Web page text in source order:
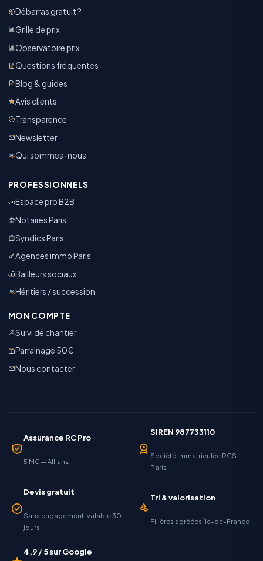
Débarras gratuit ?
Grille de prix
Observatoire prix
Questions fréquentes
Blog & guides
Avis clients
Transparence
Newsletter
Qui sommes-nous
PROFESSIONNELS
Espace pro B2B
Notaires Paris
Syndics Paris
Agences immo Paris
Bailleurs sociaux
Héritiers / succession
MON COMPTE
Suivi de chantier
Parrainage 50€
Nous contacter
Assurance RC Pro
5 M€ — Allianz
SIREN 987733110
Société immatriculée RCS
Paris
Devis gratuit
Sans engagement, valable 30
jours
Tri & valorisation
Filières agréées Île-de-France
4,9 / 5 sur Google